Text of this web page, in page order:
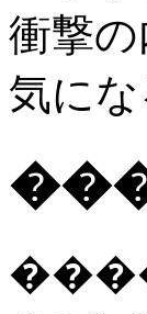
衝撃の
気に